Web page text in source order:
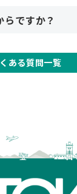
ですか？
ある質問一覧